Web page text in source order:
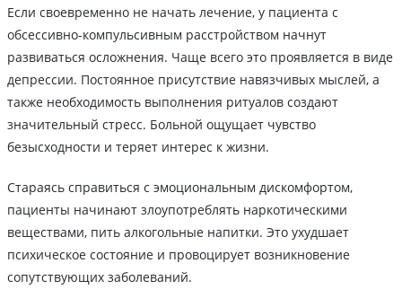
Если своевременно не начать лечение, у пациента с
обсессивно-компульсивным расстройством начнут
развиваться осложнения. Чаще всего это проявляется в виде
депрессии. Постоянное присутствие навязчивых мыслей, а
также необходимость выполнения ритуалов создают
значительный стресс. Больной ощущает чувство
безысходности и теряет интерес к жизни.
Стараясь справиться с эмоциональным дискомфортом,
пациенты начинают злоупотреблять наркотическими
веществами, пить алкогольные напитки. Это ухудшает
психическое состояние и провоцирует возникновение
сопутствующих заболеваний.